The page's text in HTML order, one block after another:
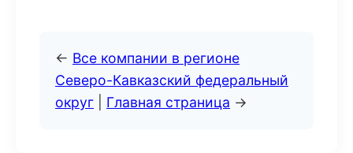
← Все компании в регионе
Северо-Кавказский федеральный
округ
Главная страница →